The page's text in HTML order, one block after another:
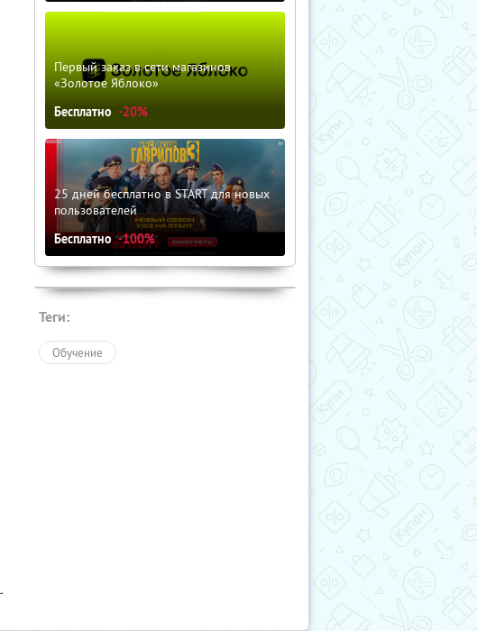
Первый заказ в сети магазинов
«Золотое Яблоко»
Бесплатно -20%
25 дней бесплатно в START для новых
пользователей
Бесплатно -100%
Теги:
Обучение